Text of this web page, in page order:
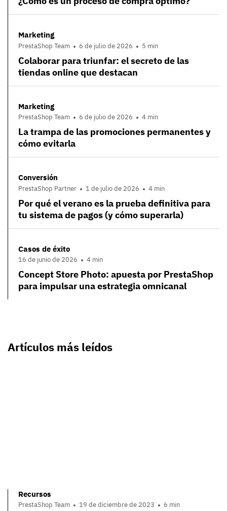
Marketing
PrestaShop Team 6 de julio de 2026 5 min
Colaborar para triunfar: el secreto de las
tiendas online que destacan
Marketing
PrestaShop Team 6 de julio de 2026 4 min
La trampa de las promociones permanentes y
cómo evitarla
Conversión
PrestaShop Partner 1 de julio de 2026 4 min
Por qué el verano es la prueba definitiva para
tu sistema de pagos (y cómo superarla)
Casos de éxito
16 de junio de 2026 4 min
Concept Store Photo: apuesta por PrestaShop
para impulsar una estrategia omnicanal
Artículos más leídos
Recursos
PrestaShop Team 19 de diciembre de 2023 6 min